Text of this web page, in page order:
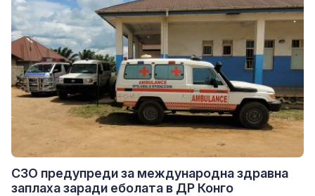
СЗО предупреди за международна здравна
заплаха заради еболата в ДР Конго